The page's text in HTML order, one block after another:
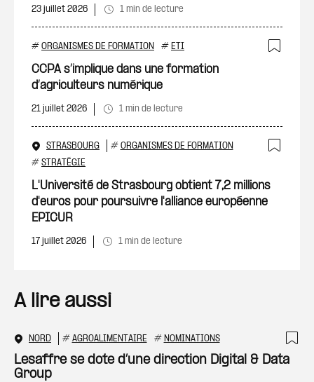
23 juillet 2026 1 min de lecture
# ORGANISMES DE FORMATION # ETI
CCPA s’implique dans une formation
d’agriculteurs numérique
21 juillet 2026 1 min de lecture
STRASBOURG # ORGANISMES DE FORMATION
# STRATÉGIE
L'Université de Strasbourg obtient 7,2 millions
d'euros pour poursuivre l'alliance européenne
EPICUR
17 juillet 2026 1 min de lecture
A lire aussi
NORD # AGROALIMENTAIRE # NOMINATIONS
Lesaffre se dote d’une direction Digital & Data
Group